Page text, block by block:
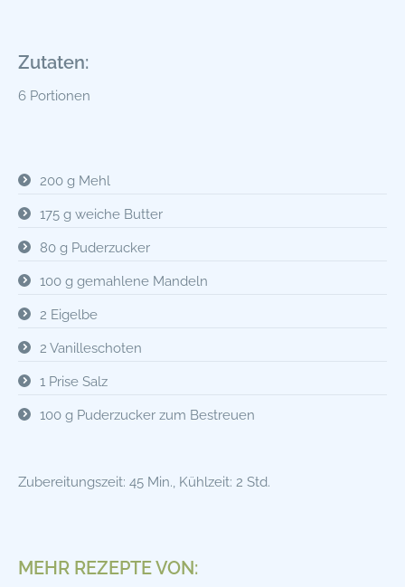
Zutaten:
6 Portionen
200 g Mehl
175 g weiche Butter
80 g Puderzucker
100 g gemahlene Mandeln
2 Eigelbe
2 Vanilleschoten
1 Prise Salz
100 g Puderzucker zum Bestreuen
Zubereitungszeit: 45 Min., Kühlzeit: 2 Std.
MEHR REZEPTE VON: